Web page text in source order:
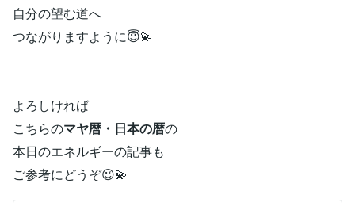
自分の望む道へ
つながりますように😇💫
よろしければ
こちらのマヤ暦・日本の暦の
本日のエネルギーの記事も
ご参考にどうぞ😉💫